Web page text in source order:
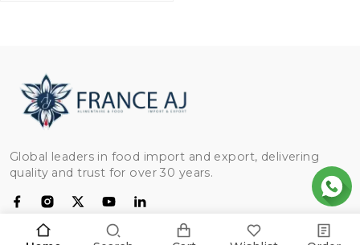
Global leaders in food import and export, delivering
quality and trust for over 30 years.
CATEGORÍAS